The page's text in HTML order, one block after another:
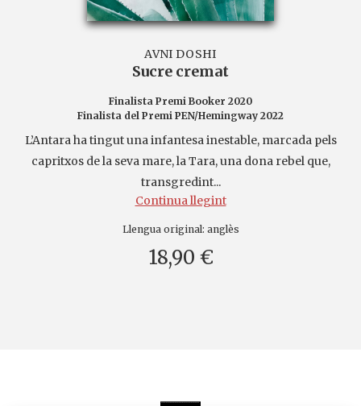
AVNI DOSHI
Sucre cremat
Finalista Premi Booker 2020
Finalista del Premi PEN/Hemingway 2022
L’Antara ha tingut una infantesa inestable, marcada pels
capritxos de la seva mare, la Tara, una dona rebel que,
transgredint...
Continua llegint
Llengua original: anglès
18,90 €